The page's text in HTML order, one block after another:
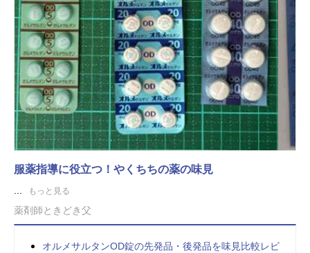
服薬指導に役立つ！やくちちの薬の味見
もっと見る
薬剤師ときどき父
オルメサルタンOD錠の先発品・後発品を味見比較レビ